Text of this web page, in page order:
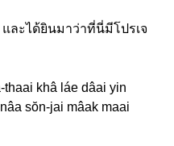
ละได้ยินมาว่าที่นี่มีโปรเจ
khâ láe dâai yin
sŏn-jai mâak maai